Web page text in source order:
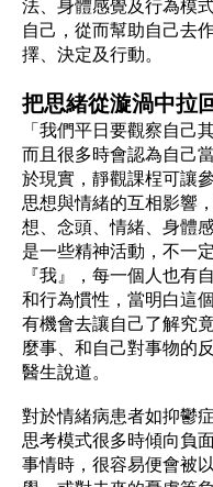
法、身體感覺及行為模
自己，從而幫助自己去
擇、決定及行動。
把思緒從漩渦中拉
「我們平日要觀察自己
而且很多時會認為自己
於現實，靜觀課桯可讓
思想與情緒的互相影響
想、念頭、情緒、身體
是一些精神活動，不一
『我』，每一個人也有
和行為慣性，當明白這
有機會去讓自己了解究
麼事、和自己對事物的
醫生說道。
對於情緒病患者如抑鬱
思考模式很多時傾向負
事情時，很容易便會被